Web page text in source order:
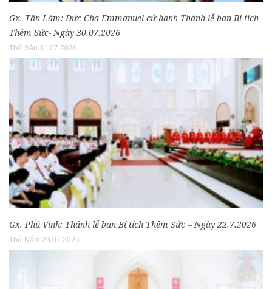
Gx. Tân Lâm: Đức Cha Emmanuel cử hành Thánh lễ ban Bí tích
Thêm Sức- Ngày 30.07.2026
Thứ Sáu 31.07.2026
Gx. Phú Vinh: Thánh lễ ban Bí tích Thêm Sức – Ngày 22.7.2026
Thứ Năm 23.07.2026